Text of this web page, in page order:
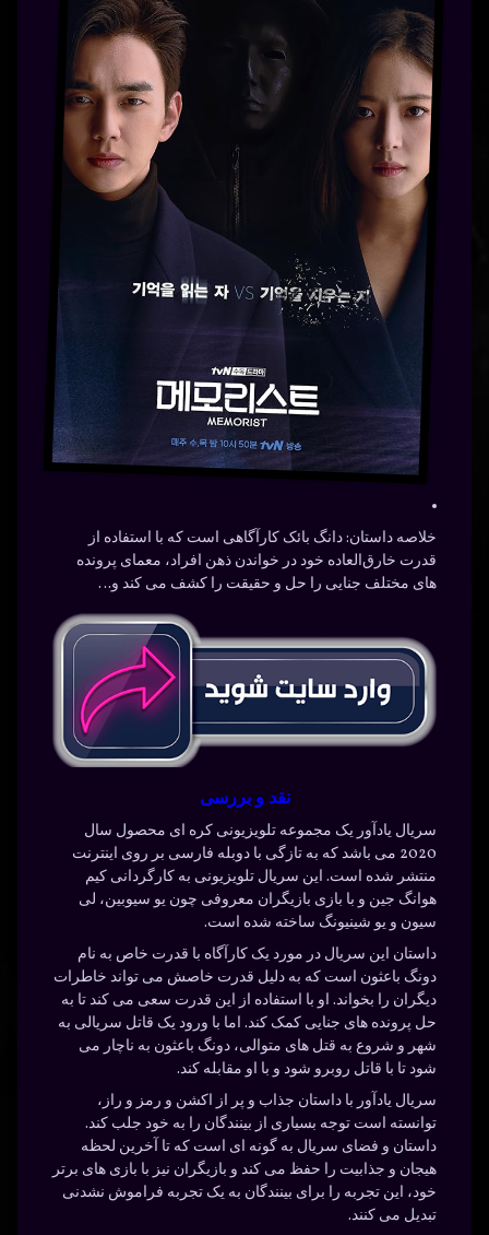
خلاصه داستان:دانگ بائک کارآگاهی است که با استفاده از
قدرت خارق‌العاده خود در خواندن ذهن افراد، معمای پرونده
های مختلف جنایی را حل و حقیقت را کشف می کند و…
نقد و بررسی
سریال یادآور یک مجموعه تلویزیونی کره ای محصول سال
2020 می باشد که به تازگی با دوبله فارسی بر روی اینترنت
منتشر شده است. این سریال تلویزیونی به کارگردانی کیم
هوانگ جین و با بازی بازیگران معروفی چون یو سیوبین، لی
سیون و یو شینیونگ ساخته شده است.
داستان این سریال در مورد یک کارآگاه با قدرت خاص به نام
دونگ باعثون است که به دلیل قدرت خاصش می تواند خاطرات
دیگران را بخواند. او با استفاده از این قدرت سعی می کند تا به
حل پرونده های جنایی کمک کند. اما با ورود یک قاتل سریالی به
شهر و شروع به قتل های متوالی، دونگ باعثون به ناچار می
شود تا با قاتل روبرو شود و با او مقابله کند.
سریال یادآور با داستان جذاب و پر از اکشن و رمز و راز،
توانسته است توجه بسیاری از بینندگان را به خود جلب کند.
داستان و فضای سریال به گونه ای است که تا آخرین لحظه
هیجان و جذابیت را حفظ می کند و بازیگران نیز با بازی های برتر
خود، این تجربه را برای بینندگان به یک تجربه فراموش نشدنی
تبدیل می کنند.